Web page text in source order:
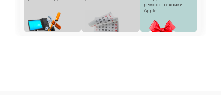
ремонт техники
Apple